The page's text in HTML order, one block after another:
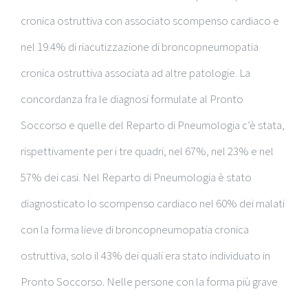
cronica ostruttiva con associato scompenso cardiaco e
nel 19.4% di riacutizzazione di broncopneumopatia
cronica ostruttiva associata ad altre patologie. La
concordanza fra le diagnosi formulate al Pronto
Soccorso e quelle del Reparto di Pneumologia c’è stata,
rispettivamente per i tre quadri, nel 67%, nel 23% e nel
57% dei casi. Nel Reparto di Pneumologia è stato
diagnosticato lo scompenso cardiaco nel 60% dei malati
con la forma lieve di broncopneumopatia cronica
ostruttiva, solo il 43% dei quali era stato individuato in
Pronto Soccorso. Nelle persone con la forma più grave